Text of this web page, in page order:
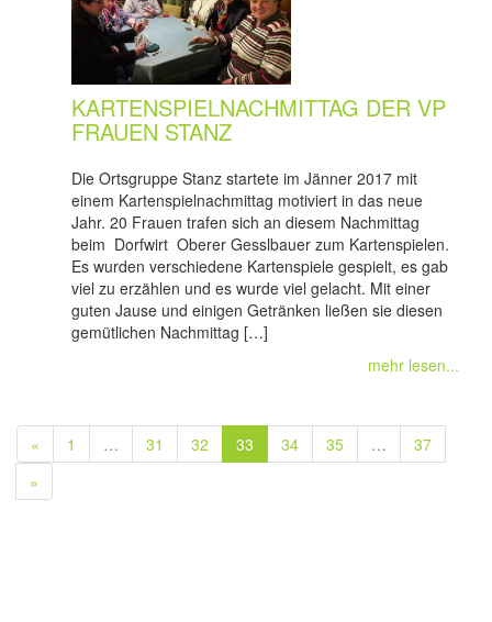
KARTENSPIELNACHMITTAG DER VP
FRAUEN STANZ
Die Ortsgruppe Stanz startete im Jänner 2017 mit
einem Kartenspielnachmittag motiviert in das neue
Jahr. 20 Frauen trafen sich an diesem Nachmittag
beim Dorfwirt Oberer Gesslbauer zum Kartenspielen.
Es wurden verschiedene Kartenspiele gespielt, es gab
viel zu erzählen und es wurde viel gelacht. Mit einer
guten Jause und einigen Getränken ließen sie diesen
gemütlichen Nachmittag […]
mehr lesen...
« 1 … 31 32 33 34 35 …
37
»